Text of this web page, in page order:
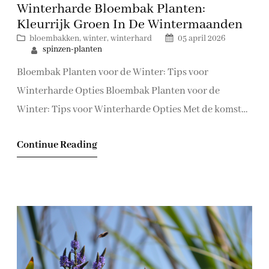
Winterharde Bloembak Planten:
Kleurrijk Groen In De Wintermaanden
bloembakken, winter, winterhard
05 april 2026
spinzen-planten
Bloembak Planten voor de Winter: Tips voor
Winterharde Opties Bloembak Planten voor de
Winter: Tips voor Winterharde Opties Met de komst
kleurloos te worden. Door te kiezen voor winterharde
Continue Reading